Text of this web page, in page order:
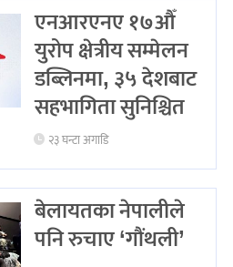
एनआरएनए १७औँ
युरोप क्षेत्रीय सम्मेलन
डब्लिनमा, ३५ देशबाट
सहभागिता सुनिश्चित
२३ घन्टा अगाडि
बेलायतका नेपालीले
पनि रुचाए ‘गौंथली’